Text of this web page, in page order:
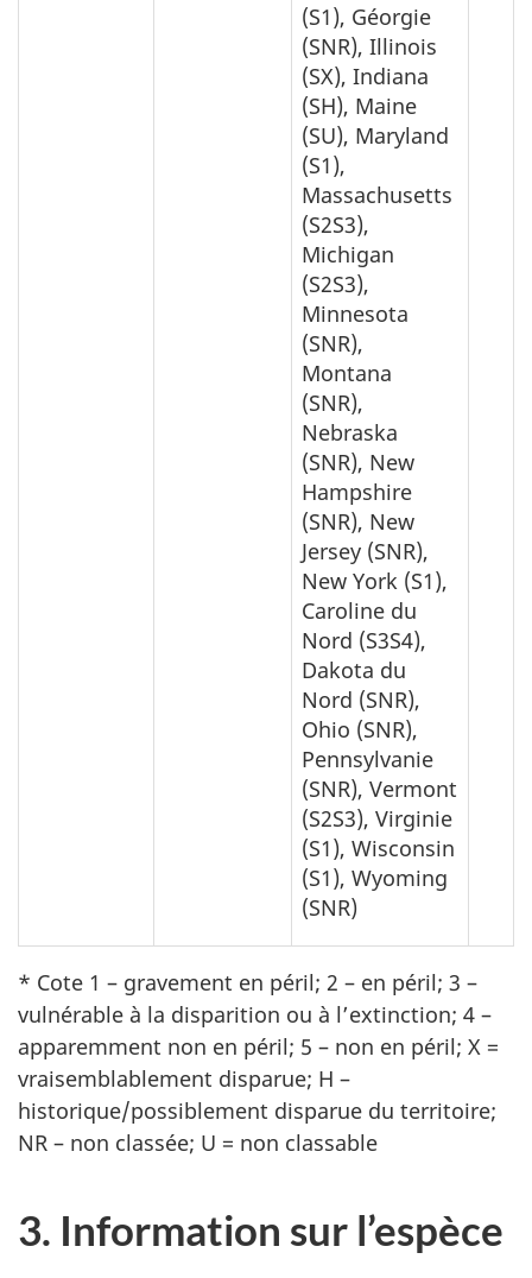
(S1), Géorgie
(SNR), Illinois
(SX), Indiana
(SH), Maine
(SU), Maryland
(S1),
Massachusetts
(S2S3),
Michigan
(S2S3),
Minnesota
(SNR),
Montana
(SNR),
Nebraska
(SNR), New
Hampshire
(SNR), New
Jersey (SNR),
New York (S1),
Caroline du
Nord (S3S4),
Dakota du
Nord (SNR),
Ohio (SNR),
Pennsylvanie
(SNR), Vermont
(S2S3), Virginie
(S1), Wisconsin
(S1), Wyoming
(SNR)
* Cote 1 – gravement en péril; 2 – en péril; 3 –
vulnérable à la disparition ou à l’extinction; 4 –
apparemment non en péril; 5 – non en péril; X =
vraisemblablement disparue; H –
historique/possiblement disparue du territoire;
NR – non classée; U = non classable
3. Information sur l’espèce